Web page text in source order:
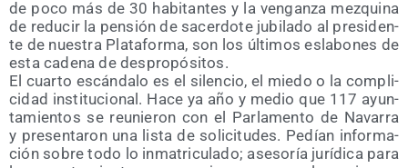
de poco más de 30 habi­tan­tes y la ven­gan­za mez­qui­na
de redu­cir la pen­sión de sacer­do­te jubi­la­do al pre­si­den­
te de nues­tra Pla­ta­for­ma, son los últi­mos esla­bo­nes de
esta cade­na de despropósitos.
El cuar­to escán­da­lo es el silen­cio, el mie­do o la com­pli­
ci­dad ins­ti­tu­cio­nal. Hace ya año y medio que 117 ayun­
ta­mien­tos se reu­nie­ron con el Par­la­men­to de Nava­rra
y pre­sen­ta­ron una lis­ta de soli­ci­tu­des. Pedían infor­ma­
ción sobre todo lo inma­tri­cu­la­do; ase­so­ría jurí­di­ca para